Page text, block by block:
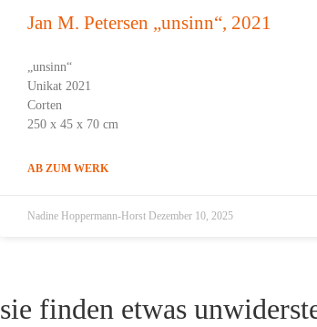
Jan M. Petersen „unsinn“, 2021
„unsinn“
Unikat 2021
Corten
250 x 45 x 70 cm
AB ZUM WERK
Nadine Hoppermann-Horst Dezember 10, 2025
sie finden etwas